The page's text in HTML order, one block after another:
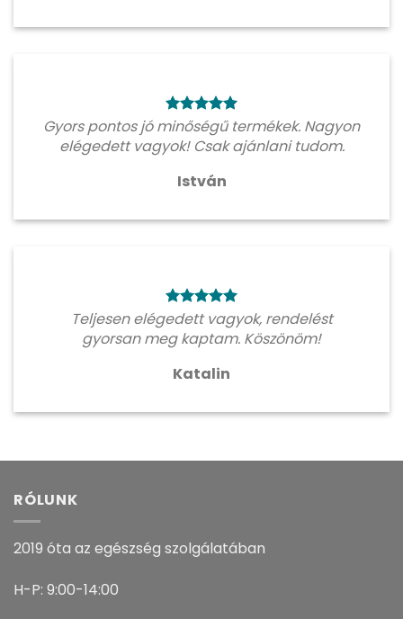
Gyors pontos jó minőségű termékek. Nagyon
elégedett vagyok! Csak ajánlani tudom.
István
Teljesen elégedett vagyok, rendelést
gyorsan meg kaptam. Köszönöm!
Katalin
RÓLUNK
2019 óta az egészség szolgálatában
H-P: 9:00-14:00